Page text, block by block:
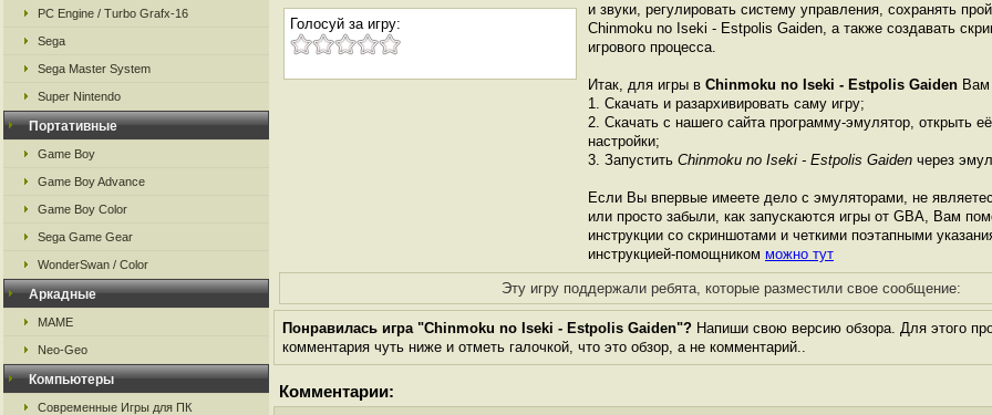
PC Engine / Turbo Grafx-16
Sega
Sega Master System
Super Nintendo
Портативные
Game Boy
Game Boy Advance
Game Boy Color
Sega Game Gear
WonderSwan / Color
Аркадные
MAME
Neo-Geo
Компьютеры
Современные Игры для ПК
Голосуй за игру:
и звуки, регулировать систему управления, сохранять
Chinmoku no Iseki - Estpolis Gaiden, а также создавать
игрового процесса.
Итак, для игры в Chinmoku no Iseki - Estpolis Gaiden Вам
1. Скачать и разархивировать саму игру;
2. Скачать с нашего сайта программу-эмулятор, открыть
настройки;
3. Запустить Chinmoku no Iseki - Estpolis Gaiden через
Если Вы впервые имеете дело с эмуляторами, не
или просто забыли, как запускаются игры от GBА, Вам
инструкции со скриншотами и четкими поэтапными
инструкцией-помощником можно тут
Эту игру поддержали ребята, которые разместили свое сообщение:
Понравилась игра "Chinmoku no Iseki - Estpolis Gaiden"? Напиши свою версию обзора. Для этого
комментария чуть ниже и отметь галочкой, что это обзор, а не комментарий..
Комментарии: